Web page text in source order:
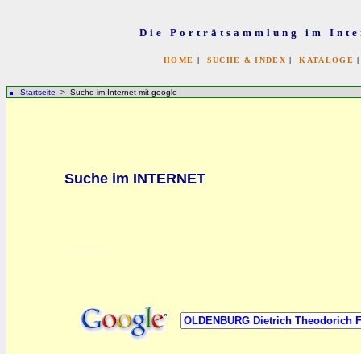
Die Porträtsammlung im
HOME | SUCHE & INDEX |KATALOGE
Startseite > Suche im Internet mit google
Suche im INTERNET